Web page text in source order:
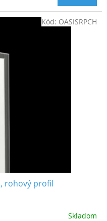
rohový profil
Skladom
Kód: OASISRPCH